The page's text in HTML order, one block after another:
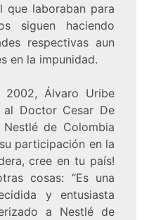
que laboraban para
siguen haciendo
respectivas aun
en la impunidad.
Álvaro Uribe
Doctor Cesar De
de Colombia
participación en la
cree en tu país!
cosas: “Es una
y entusiasta
a Nestlé de